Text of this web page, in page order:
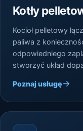
Kotły
Kocioł pelletowy
paliwa z
odpowiedniego
stworzyć układ
Poznaj usługę